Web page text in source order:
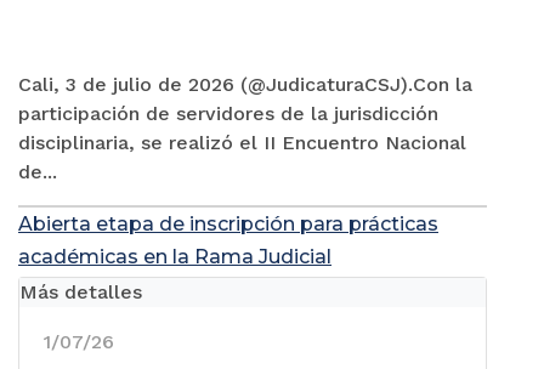
Cali, 3 de julio de 2026 (@JudicaturaCSJ).Con la
participación de servidores de la jurisdicción
disciplinaria, se realizó el II Encuentro Nacional
de...
Abierta etapa de inscripción para prácticas
académicas en la Rama Judicial
Más detalles
1/07/26